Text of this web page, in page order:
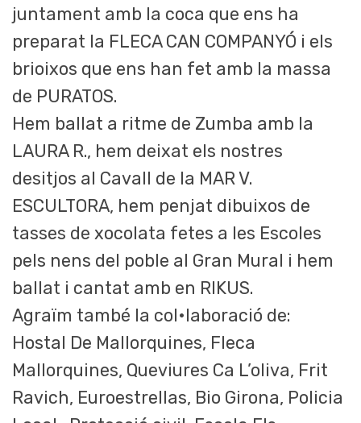
juntament amb la coca que ens ha
preparat la FLECA CAN COMPANYÓ i els
brioixos que ens han fet amb la massa
de PURATOS.
Hem ballat a ritme de Zumba amb la
LAURA R., hem deixat els nostres
desitjos al Cavall de la MAR V.
ESCULTORA, hem penjat dibuixos de
tasses de xocolata fetes a les Escoles
pels nens del poble al Gran Mural i hem
ballat i cantat amb en RIKUS.
Agraïm també la col•laboració de:
Hostal De Mallorquines, Fleca
Mallorquines, Queviures Ca L’oliva, Frit
Ravich, Euroestrellas, Bio Girona, Policia